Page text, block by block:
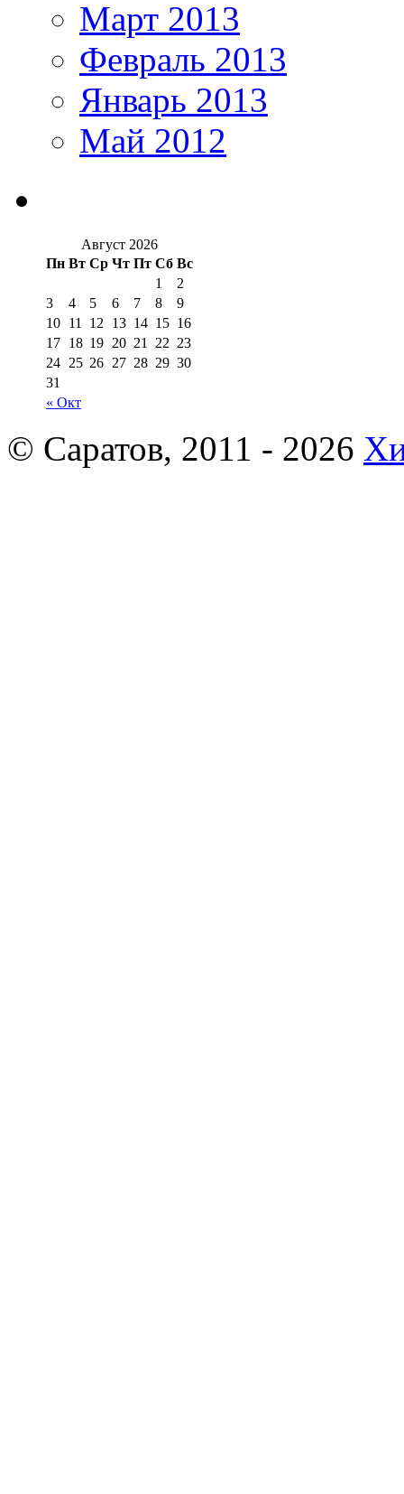
Март 2013
Февраль 2013
Январь 2013
Май 2012
Август 2026
Пн Вт Ср Чт Пт Сб Вс
« Окт
1
2
3
4 5 6 7 8
9
10 11 12 13 14 15 16
17 18 19 20 21 22 23
24 25 26 27 28 29 30
31
© Саратов, 2011 - 2026